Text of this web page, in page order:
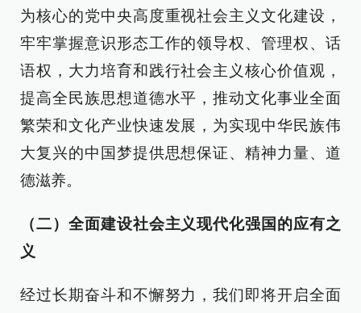
为核心的党中央高度重视社会主义文化建设，
牢牢掌握意识形态工作的领导权、管理权、话
语权，大力培育和践行社会主义核心价值观，
提高全民族思想道德水平，推动文化事业全面
繁荣和文化产业快速发展，为实现中华民族伟
大复兴的中国梦提供思想保证、精神力量、道
德滋养。
（二）全面建设社会主义现代化强国的应有之
义
经过长期奋斗和不懈努力，我们即将开启全面